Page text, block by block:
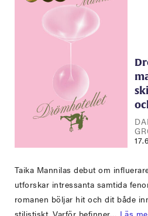
Taika Mannilas debut om
utforskar intressanta samtida
romanen böljar hit och dit både
stilistiskt. Varför befinner… Läs